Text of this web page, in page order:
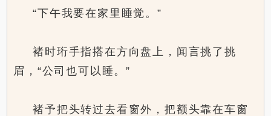
“下午我要在家里睡觉。”
褚时珩手指搭在方向盘上，闻言挑了挑
眉，“公司也可以睡。”
褚予把头转过去看窗外，把额头靠在车窗